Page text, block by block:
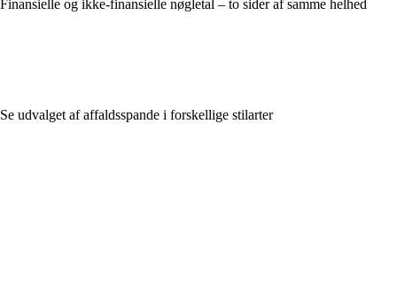
Finansielle og ikke-finansielle nøgletal – to sider af samme helhed
Se udvalget af affaldsspande i forskellige stilarter